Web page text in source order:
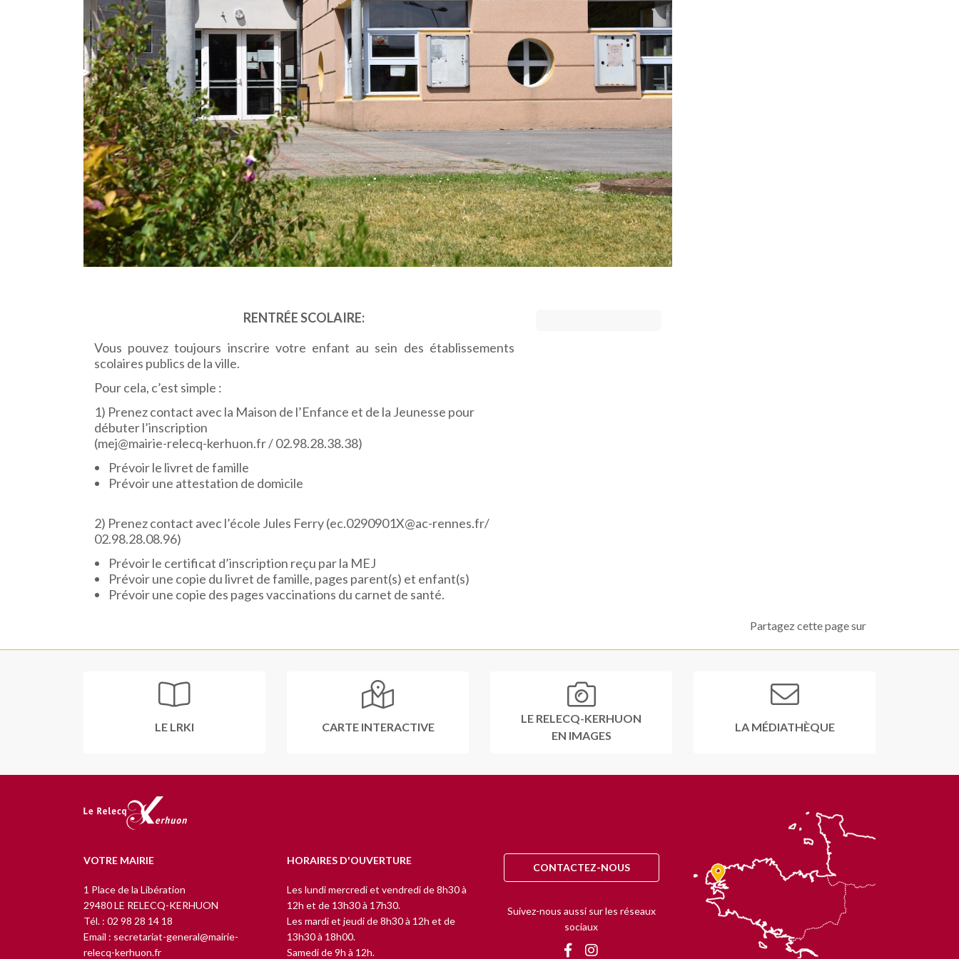
RENTRÉE SCOLAIRE:
Vous pouvez toujours inscrire votre enfant au sein des établissements
scolaires publics de la ville.
Pour cela, c’est simple :
1) Prenez contact avec la Maison de l’Enfance et de la Jeunesse pour
débuter l’inscription
(mej@mairie-relecq-kerhuon.fr / 02.98.28.38.38)
Prévoir le livret de famille
Prévoir une attestation de domicile
2) Prenez contact avec l’école Jules Ferry (ec.0290901X@ac-rennes.fr/
02.98.28.08.96)
Prévoir le certificat d’inscription reçu par la MEJ
Prévoir une copie du livret de famille, pages parent(s) et enfant(s)
Prévoir une copie des pages vaccinations du carnet de santé.
Partagez cette page sur
LE LRKI CARTE INTERACTIVE
LE RELECQ-KERHUON
EN IMAGES
LA MÉDIATHÈQUE
VOTRE MAIRIE
1 Place de la Libération
29480 LE RELECQ-KERHUON
Tél. : 02 98 28 14 18
Email : secretariat-general@mairie-
relecq-kerhuon.fr
HORAIRES D'OUVERTURE
Les lundi mercredi et vendredi de 8h30 à
12h et de 13h30 à 17h30.
Les mardi et jeudi de 8h30 à 12h et de
13h30 à 18h00.
Samedi de 9h à 12h.
CONTACTEZ-NOUS
Suivez-nous aussi sur les réseaux
sociaux